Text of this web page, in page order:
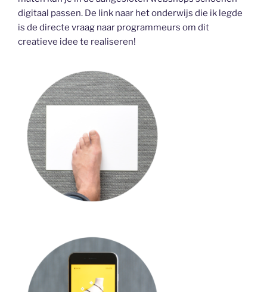
digitaal passen. De link naar het onderwijs die ik legde
is de directe vraag naar programmeurs om dit
creatieve idee te realiseren!